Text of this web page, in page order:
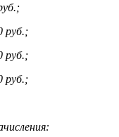
руб.;
руб.;
руб.;